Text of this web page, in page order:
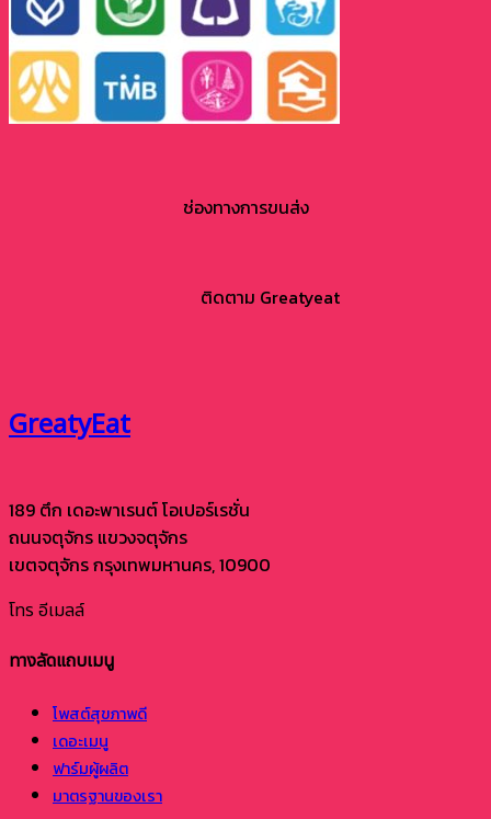
ช่องทางการขนส่ง
ติดตาม Greatyeat
GreatyEat
189 ตึก เดอะพาเรนต์ โอเปอร์เรชั่น
ถนนจตุจักร แขวงจตุจักร
เขตจตุจักร กรุงเทพมหานคร, 10900
โทร อีเมลล์
ทางลัดแถบเมนู
โพสต์สุขภาพดี
เดอะเมนู
ฟาร์มผู้ผลิต
มาตรฐานของเรา